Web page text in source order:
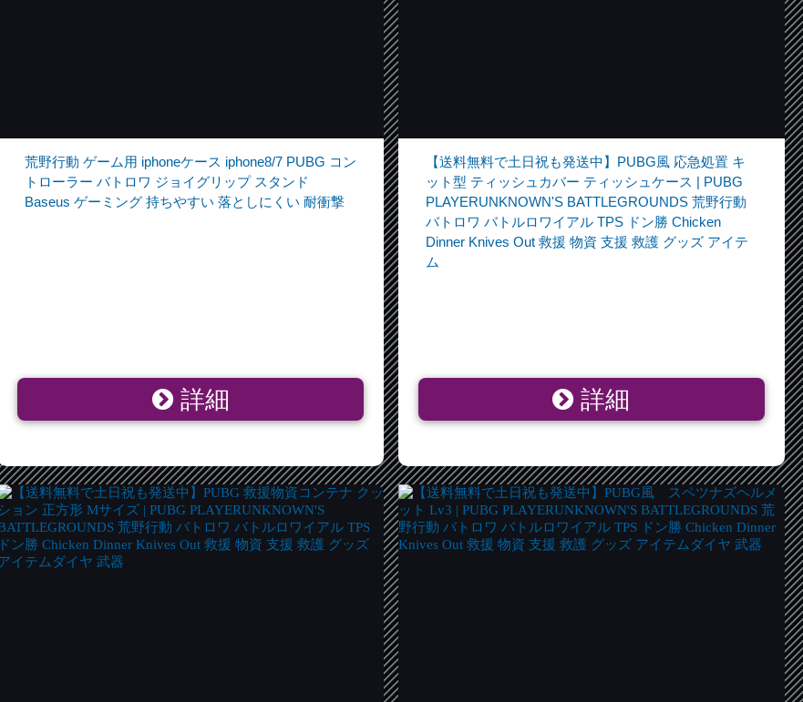
荒野行動 ゲーム用 iphoneケース iphone8/7 PUBG コン
トローラー バトロワ ジョイグリップ スタンド
Baseus ゲーミング 持ちやすい 落としにくい 耐衝撃
詳細
【送料無料で土日祝も発送中】PUBG風 応急処置 キ
ット型 ティッシュカバー ティッシュケース | PUBG
PLAYERUNKNOWN'S BATTLEGROUNDS 荒野行動
バトロワ バトルロワイアル TPS ドン勝 Chicken
Dinner Knives Out 救援 物資 支援 救護 グッズ アイテ
ム
詳細